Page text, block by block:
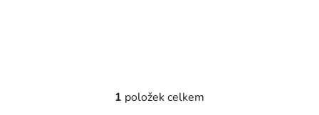
O
1 položek celkem